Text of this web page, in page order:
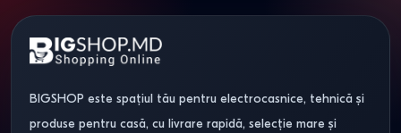
BIGSHOP este spațiul tău pentru electrocasnice, tehnică și
produse pentru casă, cu livrare rapidă, selecție mare și